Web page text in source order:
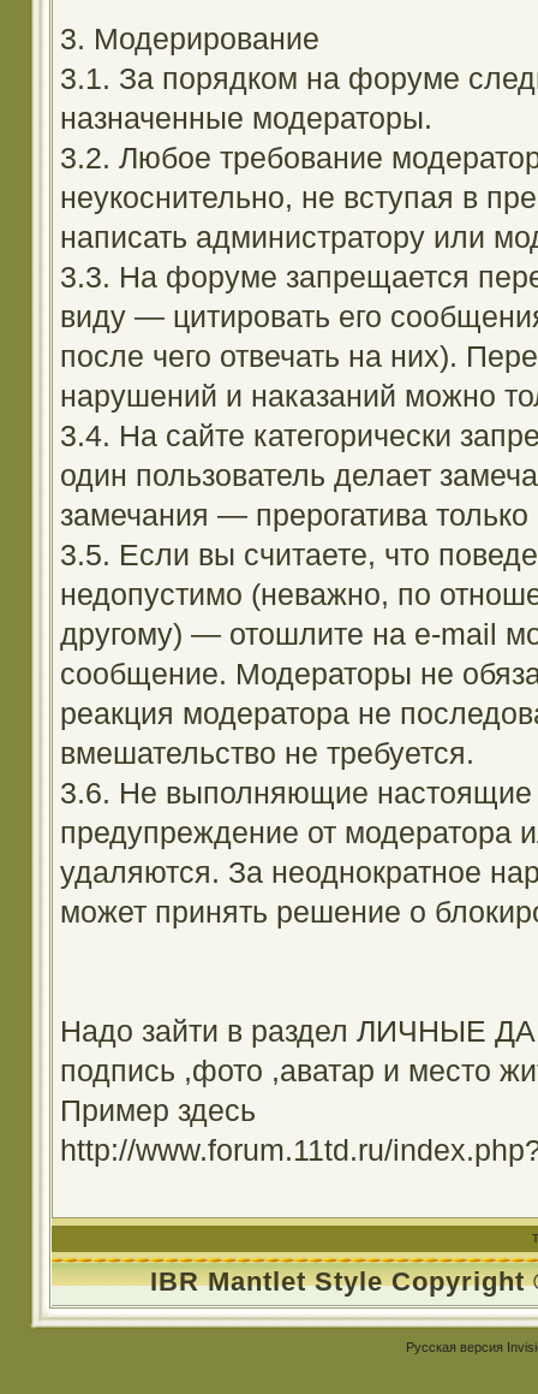
3. Модерирование
3.1. За порядком на форуме
назначенные модераторы.
3.2. Любое требование
неукоснительно, не вступая в
написать администратору или
3.3. На форуме запрещается
виду — цитировать его
после чего отвечать на них).
нарушений и наказаний можно
3.4. На сайте категорически
один пользователь делает
замечания — прерогатива
3.5. Если вы считаете, что
недопустимо (неважно, по
другому) — отошлите на e-mail
сообщение. Модераторы не
реакция модератора не
вмешательство не требуется.
3.6. Не выполняющие настоящие
предупреждение от модератора
удаляются. За неоднократное
может принять решение о
Надо зайти в раздел ЛИЧНЫЕ
подпись ,фото ,аватар и место
Пример здесь
http://www.forum.11td.ru/
IBR Mantlet Style Copyright
Русская версия